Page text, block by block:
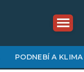
PODNEBÍ A KLIMA